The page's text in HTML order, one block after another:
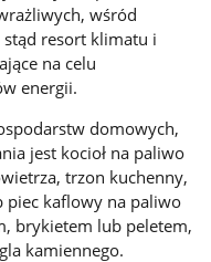
wśród
resort klimatu i
na celu
energii.
domowych,
jest kocioł na paliwo
trzon kuchenny,
piec kaflowy na paliwo
brykietem lub peletem,
kamiennego.